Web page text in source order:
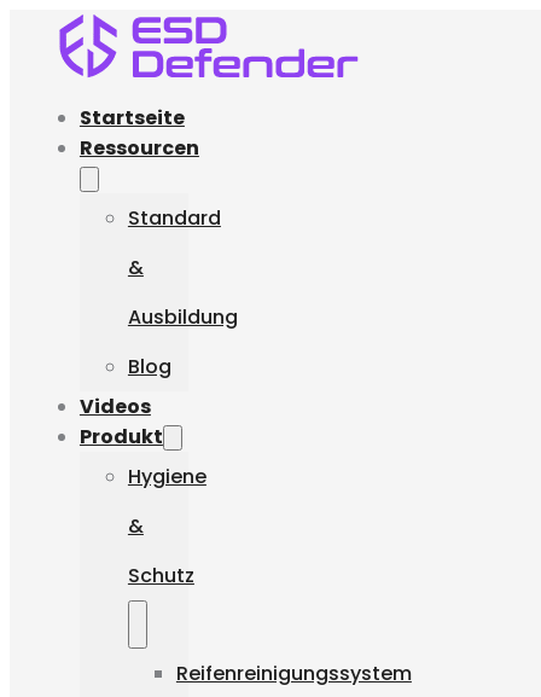
Startseite
Ressourcen
Standard
&
Ausbildung
Blog
Videos
Produkt
Hygiene
&
Schutz
Reifenreinigungssystem